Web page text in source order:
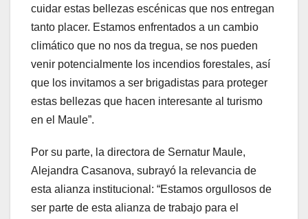
cuidar estas bellezas escénicas que nos entregan
tanto placer. Estamos enfrentados a un cambio
climático que no nos da tregua, se nos pueden
venir potencialmente los incendios forestales, así
que los invitamos a ser brigadistas para proteger
estas bellezas que hacen interesante al turismo
en el Maule”.
Por su parte, la directora de Sernatur Maule,
Alejandra Casanova, subrayó la relevancia de
esta alianza institucional: “Estamos orgullosos de
ser parte de esta alianza de trabajo para el